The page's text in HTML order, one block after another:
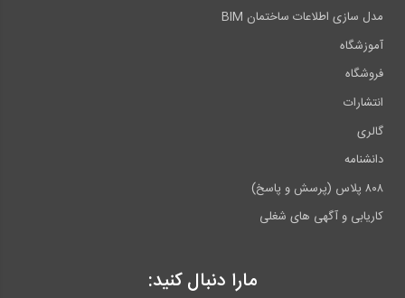
مدل سازی اطلاعات ساختمان BIM
آموزشگاه
فروشگاه
انتشارات
گالری
دانشنامه
۸۰۸ پلاس (پرسش و پاسخ)
کاریابی و آگهی های شغلی
مارا دنبال کنید: